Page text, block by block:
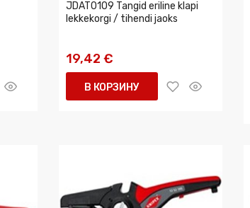
JDAT0109 Tangid eriline klapi
lekkekorgi / tihendi jaoks
19,42 €
В КОРЗИНУ